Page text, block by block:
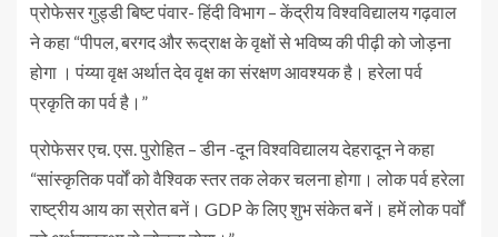
प्रोफेसर गुड्डी बिष्ट पंवार- हिंदी विभाग – केंद्रीय विश्वविद्यालय गढ़वाल
ने कहा “पीपल, बरगद और रूद्राक्ष के वृक्षों से भविष्य की पीढ़ी को जोड़ना
होगा । पंय्या वृक्ष अर्थात देव वृक्ष का संरक्षण आवश्यक है। हरेला पर्व
प्रकृति का पर्व है।”
प्रोफेसर एच. एस. पुरोहित – डीन -दून विश्वविद्यालय देहरादून ने कहा
“सांस्कृतिक पर्वों को वैश्विक स्तर तक लेकर चलना होगा। लोक पर्व हरेला
राष्ट्रीय आय का स्रोत बनें। GDP के लिए शुभ संकेत बनें। हमें लोक पर्वों